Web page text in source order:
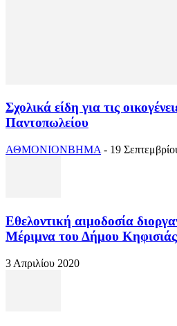
Σχολικά είδη για τις
Παντοπωλείου
ΑΘΜΟΝΙΟΝΒΗΜΑ - 19
Εθελοντική αιμοδοσία
Μέριμνα του Δήμου Κηφισιάς
3 Απριλίου 2020